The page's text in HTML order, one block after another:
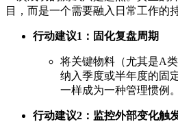
目，而是一个需要融入日常工作的
行动建议1：固化复盘周期
将关键物料（尤其是A
纳入季度或半年度的固
一样成为一种管理惯例。
行动建议2：监控外部变化触